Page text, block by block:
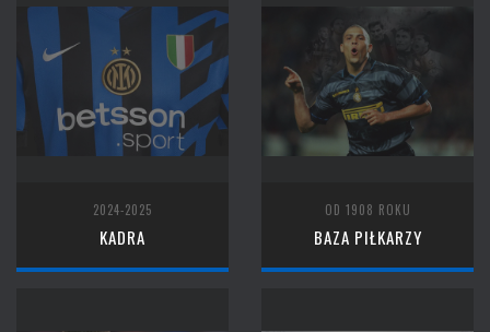
2024-2025
KADRA
OD 1908 ROKU
BAZA PIŁKARZY